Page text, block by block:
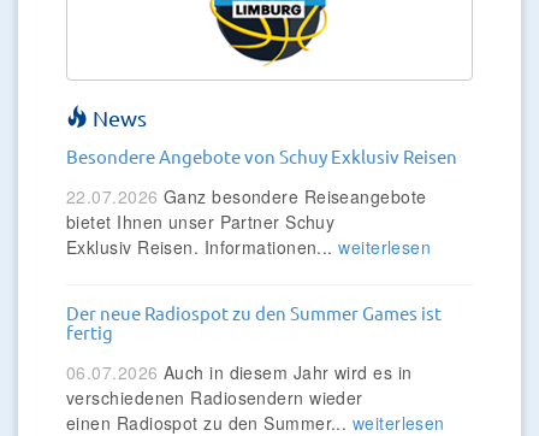
News
Besondere Angebote von Schuy Exklusiv Reisen
22.07.2026 Ganz besondere Reiseangebote
bietet Ihnen unser Partner Schuy
Exklusiv Reisen. Informationen...weiterlesen
Der neue Radiospot zu den Summer Games ist
fertig
06.07.2026 Auch in diesem Jahr wird es in
verschiedenen Radiosendern wieder
einen Radiospot zu den Summer... weiterlesen